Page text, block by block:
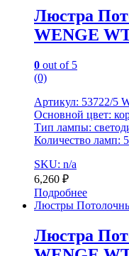
Люстра
WENGE
0 out of 5
(0)
Артикул: 53722/5
Основной цвет:
Тип лампы:
Количество ламп: 5
SKU: n/a
6,260 ₽
Подробнее
Люстры
Люстра